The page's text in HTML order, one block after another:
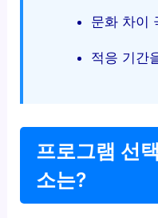
문화 차이
적응 기간
프로그램 선
소는?